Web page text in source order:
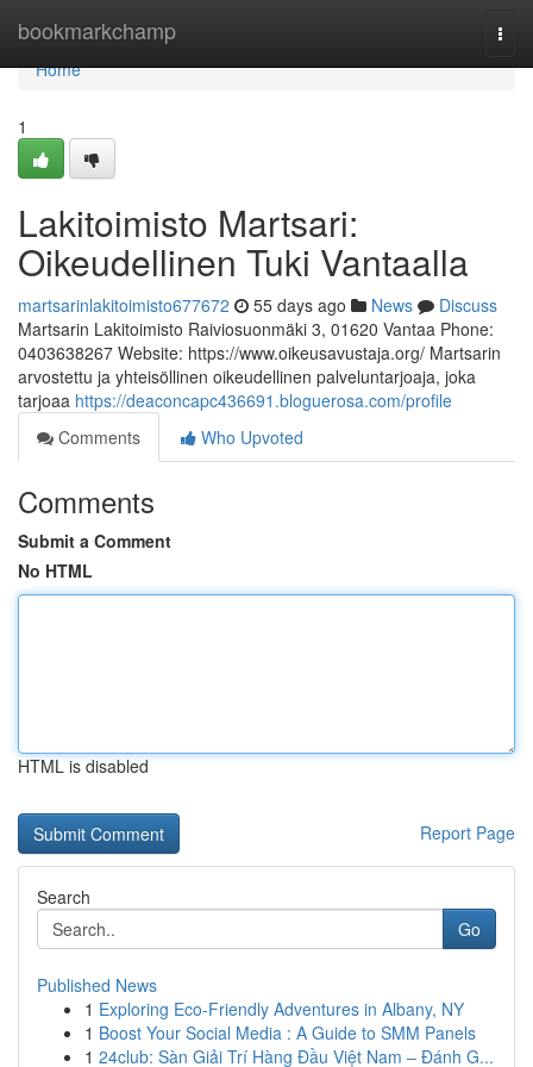
bookmarkchamp
Home
Home
1
Lakitoimisto Martsari:
Oikeudellinen Tuki Vantaalla
martsarinlakitoimisto677672 55 days ago News
Discuss
Martsarin Lakitoimisto Raiviosuonmäki 3, 01620 Vantaa Phone:
0403638267 Website: https://www.oikeusavustaja.org/ Martsarin
arvostettu ja yhteisöllinen oikeudellinen palveluntarjoaja, joka
tarjoaa https://deaconcapc436691.bloguerosa.com/profile
Comments
Who Upvoted
Comments
Submit a Comment
No HTML
HTML is disabled
Report Page
Search
Go
Published News
1 Exploring Eco-Friendly Adventures in Albany, NY
1 Boost Your Social Media : A Guide to SMM Panels
1 24club: Sàn Giải Trí Hàng Đầu Việt Nam – Đánh G...